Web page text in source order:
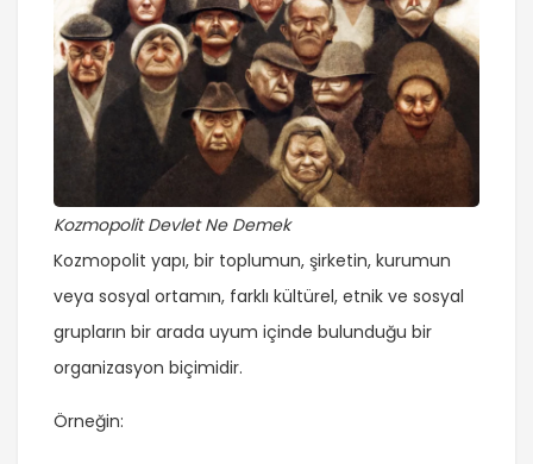
Kozmopolit Devlet Ne Demek
Kozmopolit yapı, bir toplumun, şirketin, kurumun
veya sosyal ortamın, farklı kültürel, etnik ve sosyal
grupların bir arada uyum içinde bulunduğu bir
organizasyon biçimidir.
Örneğin: